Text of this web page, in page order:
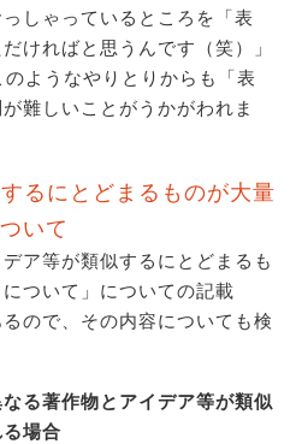
しゃっているところを「表
ければと思うんです（笑）」
のようなやりとりからも「表
難しいことがうかがわれま
るにとどまるものが大量
いて
ア等が類似するにとどまるも
ついて」についての記載
ので、その内容についても検
る著作物とアイデア等が類似
場合